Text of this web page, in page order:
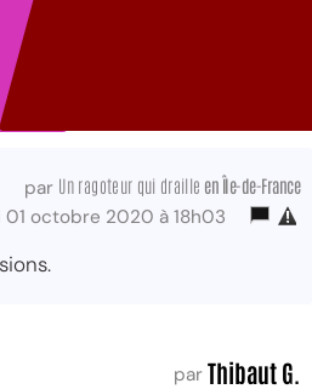
par Un ragoteur qui draille en Île-de-France
01 octobre 2020 à 18h03
par Thibaut G.